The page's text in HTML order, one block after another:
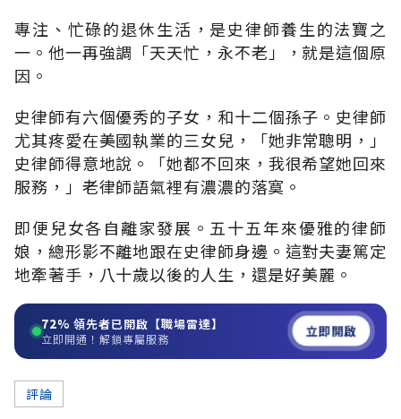
專注、忙碌的退休生活，是史律師養生的法寶之
一。他一再強調「天天忙，永不老」，就是這個原
因。
史律師有六個優秀的子女，和十二個孫子。史律師
尤其疼愛在美國執業的三女兒，「她非常聰明，」
史律師得意地說。「她都不回來，我很希望她回來
服務，」老律師語氣裡有濃濃的落寞。
即便兒女各自離家發展。五十五年來優雅的律師
娘，總形影不離地跟在史律師身邊。這對夫妻篤定
地牽著手，八十歲以後的人生，還是好美麗。
72% 領先者已開啟【職場雷達】
立即開通！解鎖專屬服務 立即開啟
評論